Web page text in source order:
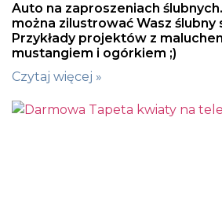
Auto na zaproszeniach
można zilustrować Wasz ślubny
Przykłady projektów z
mustangiem i ogórkiem ;)
Czytaj więcej »